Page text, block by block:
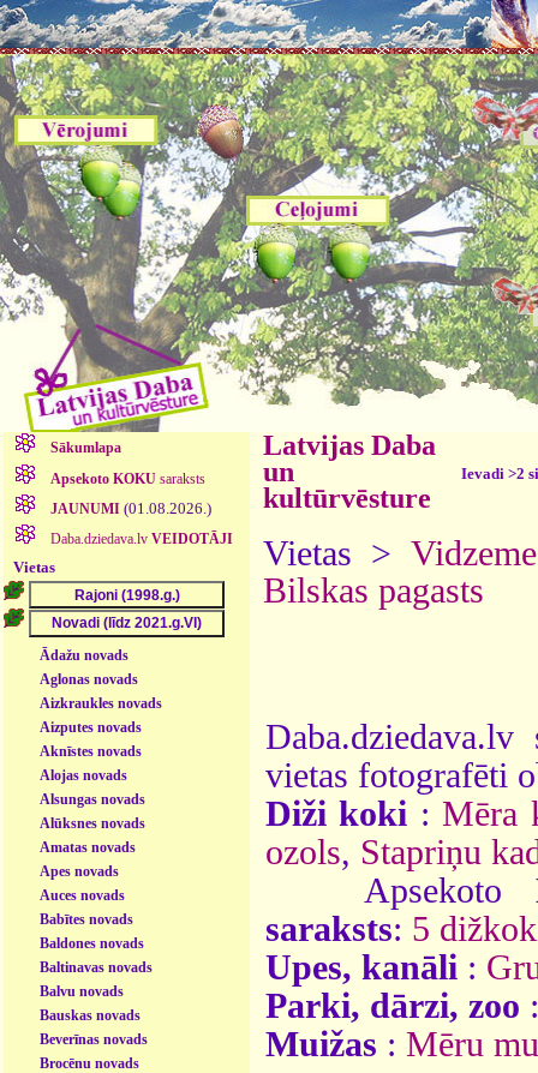
Sākumlapa
Apsekoto KOKUsaraksts
JAUNUMI (01.08.2026.)
Daba.dziedava.lv VEIDOTĀJI
Vietas
Ādažu novads
Aglonas novads
Aizkraukles novads
Aizputes novads
Aknīstes novads
Alojas novads
Alsungas novads
Alūksnes novads
Amatas novads
Apes novads
Auces novads
Babītes novads
Baldones novads
Baltinavas novads
Balvu novads
Bauskas novads
Beverīnas novads
Brocēnu novads
Latvijas Daba
un
kultūrvēsture
Ievadi >2
Vietas > Vidzeme
Bilskas pagasts
vietas fotografēti
Diži koki :Mēra
ozols, Stapriņu
Apsekoto
saraksts: 5
Upes, kanāli :
Parki, dārzi, zoo
Muižas : Mēru